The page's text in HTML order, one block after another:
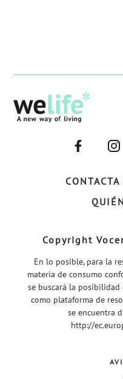
–
–
Copyright
En lo posible, para la
materia de consumo
se buscará la
como plataforma de
se encuentra
http://